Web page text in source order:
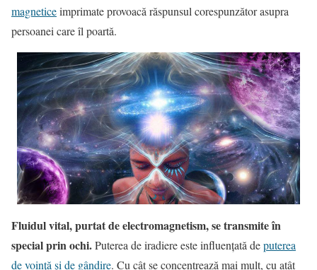
magneticeimprimate provoacă răspunsul corespunzător asupra
persoanei care îl poartă.
Fluidul vital, purtat de electromagnetism, se transmite în
special prin ochi.Puterea de iradiere este influenţată deputerea
de voinţă şi de gândire. Cu cât se concentrează mai mult, cu atât